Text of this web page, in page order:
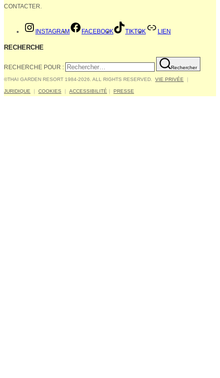
CONTACTER.
INSTAGRAM FACEBOOK TIKTOK LIEN
RECHERCHE
RECHERCHE POUR : Rechercher
©THAI GARDEN RESORT 1984-2026. ALL RIGHTS RESERVED. VIE PRIVÉE
JURIDIQUE COOKIES ACCESSIBILITÉ PRESSE